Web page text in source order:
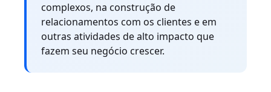
complexos, na construção de
relacionamentos com os clientes e em
outras atividades de alto impacto que
fazem seu negócio crescer.